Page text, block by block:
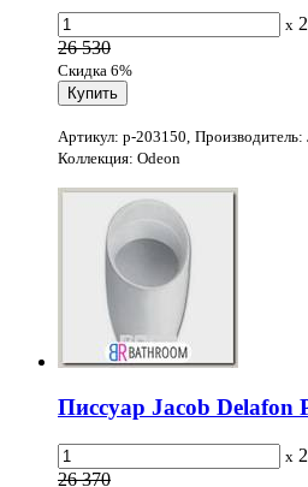
x
26 530
Скидка 6%
Артикул: p-203150,
Коллекция: Odeon
Писсуар Jacob Delafon
x
26 370